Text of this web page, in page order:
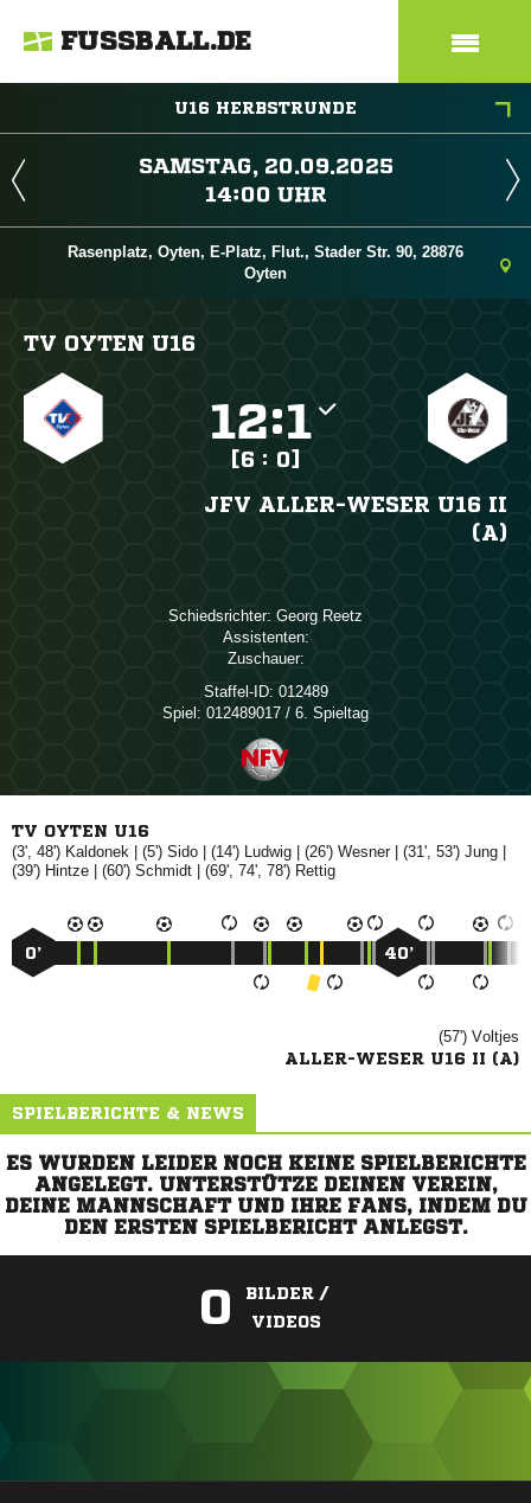
FUSSBALL.DE
U16 HERBSTRUNDE
 
 
Rasenplatz, Oyten, E-Platz, Flut., Stader Str. 90, 28876
Oyten
TV OYTEN U16
:
[6 : 0]
JFV ALLER-WESER U16 II
(A)
Schiedsrichter:  
Assistenten:
Zuschauer:
Staffel-ID: 012489
Spiel: 012489017 / 6. Spieltag
TV OYTEN U16
(3', 48')  | (5')  | (14')  | (26') | (31', 53') 
(39')  | (60')  | (69', 74', 78') 
0’ 40’
(57') 
ALLER-WESER U16 II (A)
SPIELBERICHTE & NEWS
ES WURDEN LEIDER NOCH KEINE SPIELBERICHTE
ANGELEGT. UNTERSTÜTZE DEINEN VEREIN,
DEINE MANNSCHAFT UND IHRE FANS, INDEM DU
DEN ERSTEN SPIELBERICHT ANLEGST.
0
BILDER /
VIDEOS